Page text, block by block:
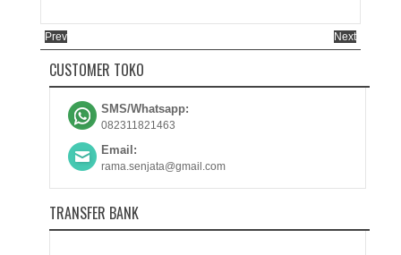
Prev Next
CUSTOMER TOKO
SMS/Whatsapp:
082311821463
Email:
rama.senjata@gmail.com
TRANSFER BANK